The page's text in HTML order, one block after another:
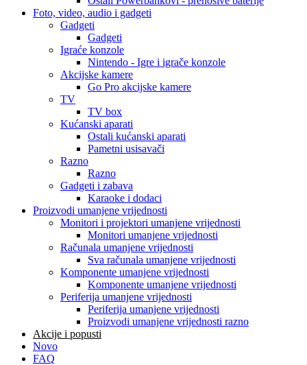
Foto, video, audio i gadgeti
Gadgeti
Gadgeti
Igraće konzole
Nintendo - Igre i igrače konzole
Akcijske kamere
Go Pro akcijske kamere
TV
TV box
Kućanski aparati
Ostali kućanski aparati
Pametni usisavači
Razno
Razno
Gadgeti i zabava
Karaoke i dodaci
Proizvodi umanjene vrijednosti
Monitori i projektori umanjene vrijednosti
Monitori umanjene vrijednosti
Računala umanjene vrijednosti
Sva računala umanjene vrijednosti
Komponente umanjene vrijednosti
Komponente umanjene vrijednosti
Periferija umanjene vrijednosti
Periferija umanjene vrijednosti
Proizvodi umanjene vrijednosti razno
Akcije i popusti
Novo
FAQ